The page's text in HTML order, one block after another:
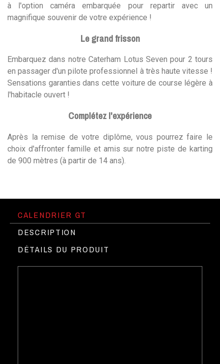
à l'option caméra embarquée pour repartir avec un
magnifique souvenir de votre expérience !
Le grand frisson
Embarquez dans notre Caterham Lotus Seven pour 2 tours
en passager d'un pilote professionnel à très haute vitesse !
Sensations garanties dans cette voiture de course légère à
l'habitacle ouvert !
Complétez l'expérience
Après la remise de votre diplôme, vous pourrez faire le
choix d'affronter famille et amis sur notre piste de karting
de 900 mètres (à partir de 14 ans).
CALENDRIER GT
DESCRIPTION
DÉTAILS DU PRODUIT